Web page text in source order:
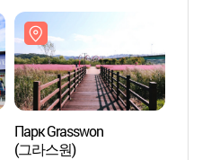
Парк Grasswon
(그라스원)